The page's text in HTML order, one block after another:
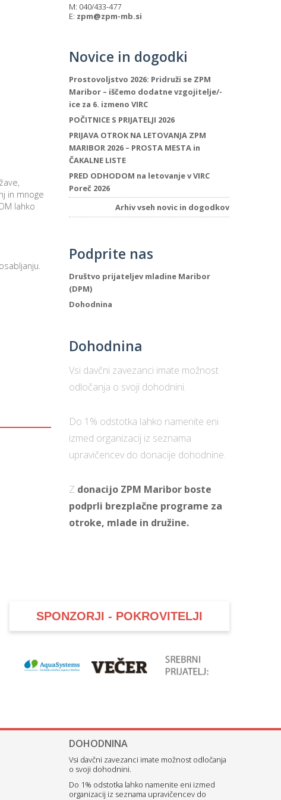
in mnoge
lahko
M: 040/433-477
E: zpm@zpm-mb.si
Novice in dogodki
Prostovoljstvo 2026: Pridruži se ZPM
Maribor – iščemo dodatne vzgojitelje/-
ice za 6. izmeno VIRC
POČITNICE S PRIJATELJI 2026
PRIJAVA OTROK NA LETOVANJA ZPM
MARIBOR 2026 – PROSTA MESTA in
ČAKALNE LISTE
PRED ODHODOM na letovanje v VIRC
Poreč 2026
Arhiv vseh novic in dogodkov
Podprite nas
Društvo prijateljev mladine Maribor
(DPM)
Dohodnina
Dohodnina
Vsi davčni zavezanci imate možnost
odločanja o svoji dohodnini.
Do 1% odstotka lahko namenite eni
izmed organizacij iz seznama
upravičencev do donacije dohodnine.
Z donacijo ZPM Maribor boste
podprli brezplačne programe za
otroke, mlade in družine.
SPONZORJI - POKROVITELJI
DOHODNINA
Vsi davčni zavezanci imate možnost odločanja
o svoji dohodnini.
Do 1% odstotka lahko namenite eni izmed
organizacij iz seznama upravičencev do